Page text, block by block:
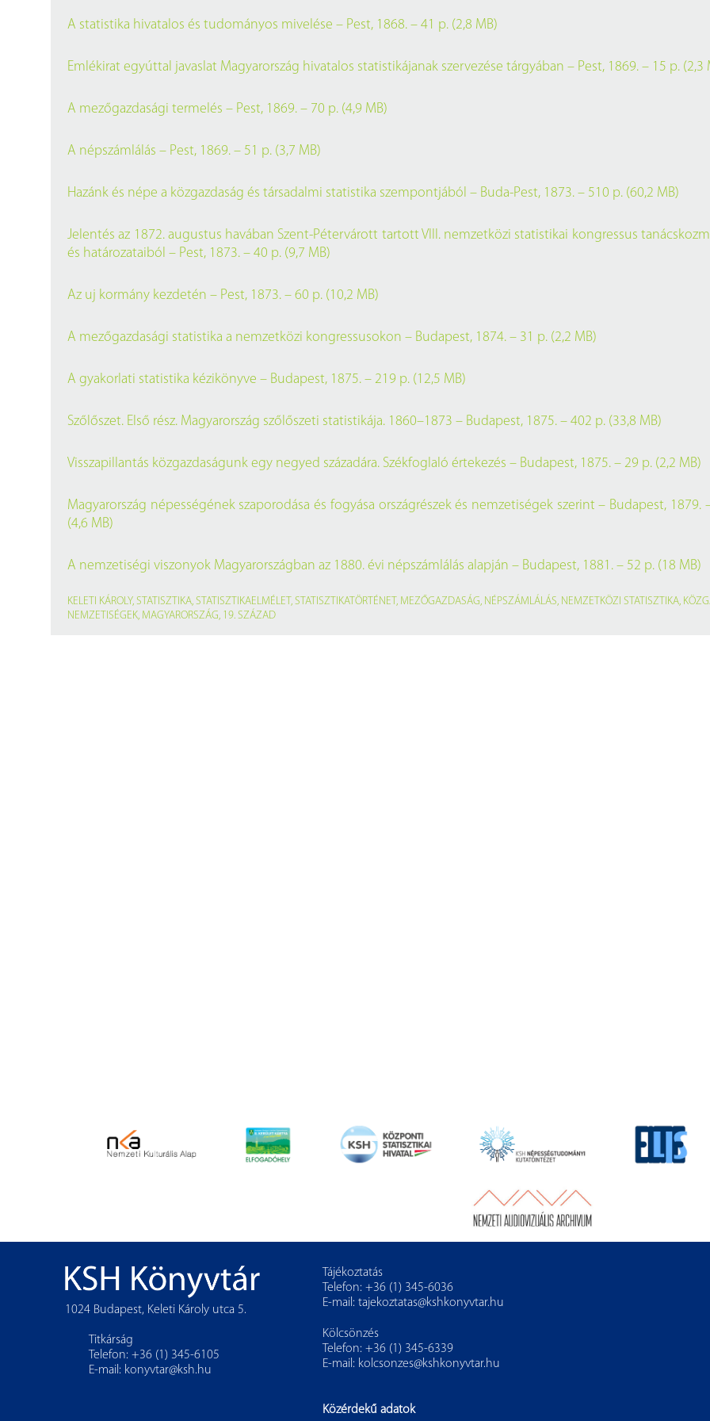
Pályázatok
Közérdekű adatok
A statistika hivatalos és tudományos mivelése – Pest, 1868. – 41 p. (2,8 MB)
Emlékirat egyúttal javaslat Magyarország hivatalos statistikájanak szervezése tárgyában – Pest, 1869. – 15 p. (2,3
A mezőgazdasági termelés – Pest, 1869. – 70 p. (4,9 MB)
A népszámlálás – Pest, 1869. – 51 p. (3,7 MB)
Hazánk és népe a közgazdaság és társadalmi statistika szempontjából – Buda-Pest, 1873. – 510 p. (60,2 MB)
Jelentés az 1872. augustus havában Szent-Pétervárott tartott VIII. nemzetközi statistikai kongressus
és határozataiból – Pest, 1873. – 40 p. (9,7 MB)
Az uj kormány kezdetén – Pest, 1873. – 60 p. (10,2 MB)
A mezőgazdasági statistika a nemzetközi kongressusokon – Budapest, 1874. – 31 p. (2,2 MB)
A gyakorlati statistika kézikönyve – Budapest, 1875. – 219 p. (12,5 MB)
Szőlőszet. Első rész. Magyarország szőlőszeti statistikája. 1860–1873 – Budapest, 1875. – 402 p. (33,8 MB)
Visszapillantás közgazdaságunk egy negyed századára. Székfoglaló értekezés – Budapest, 1875. – 29 p. (2,2 MB)
Magyarország népességének szaporodása és fogyása országrészek és nemzetiségek szerint – Budapest, 1879.
(4,6 MB)
A nemzetiségi viszonyok Magyarországban az 1880. évi népszámlálás alapján – Budapest, 1881. – 52 p. (18 MB)
KELETI KÁROLY, STATISZTIKA, STATISZTIKAELMÉLET, STATISZTIKATÖRTÉNET, MEZŐGAZDASÁG, NÉPSZÁMLÁLÁS, NEMZETKÖZI STATISZTIKA,
NEMZETISÉGEK, MAGYARORSZÁG, 19. SZÁZAD
1024 Budapest, Keleti Károly utca 5.
Titkárság
Telefon: +36 (1) 345-6105
E-mail: konyvtar@ksh.hu
Tájékoztatás
Telefon: +36 (1) 345-6036
E-mail: tajekoztatas@kshkonyvtar.hu
Kölcsönzés
Telefon: +36 (1) 345-6339
E-mail: kolcsonzes@kshkonyvtar.hu
Közérdekű adatok